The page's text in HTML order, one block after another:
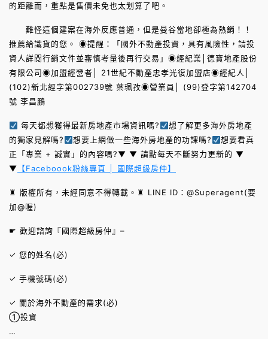
的距離而，重點是售價未免也太划算了吧。
難怪這個建案在海外反應普通，但是曼谷當地卻極為熱銷！！
推薦給識貨的您。 ◉提醒：「國外不動產投資，具有風險性，請投
資人詳閱行銷文件並審慎考量後再行交易」◉經紀業│德寶地產股份
有限公司◉加盟經營者│ 21世紀不動產忠孝光復加盟店◉經紀人│
(102)新北經字第002739號 葉珮孜◉營業員│ (99)登字第142704
號 李昌鵬
每天都想獲得最新房地產市場資訊嗎?
想了解更多海外房地產
的獨家見解嗎?
想要上網做一些海外房地產的功課嗎?
想要看真
正「專業 + 誠實」的內容嗎?▼ ▼ 請點每天不斷努力更新的 ▼
▼ 【Faceboook粉絲專頁 │ 國際超級房仲】
♜ 版權所有，未經同意不得轉載。♜ LINE ID：@Superagent(要
加@喔)
☛ 歡迎諮詢『國際超級房仲』–
✓ 您的姓名(必)
✓ 手機號碼(必)
✓ 關於海外不動產的需求(必)
①投資
…